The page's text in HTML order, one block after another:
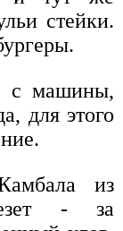
стейки.
с машины,
для этого
из
- за